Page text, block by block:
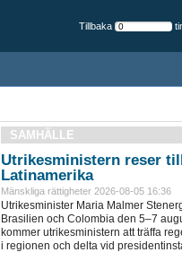
Tillbaka
SAMHÄLLE
Utrikesministern reser
Latinamerika
Mänskliga rättigheter 2026-08-05 16:36
Utrikesminister Maria Malmer
Brasilien och Colombia den 5–7
kommer utrikesministern att träffa
i regionen och delta vid